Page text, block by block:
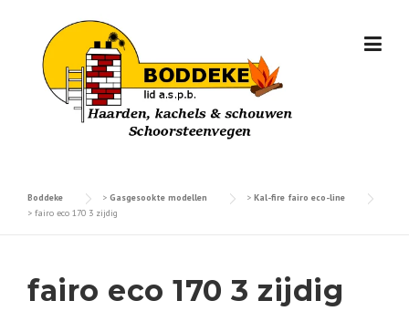
Boddeke > Gasgesookte modellen > Kal-fire fairo eco-line
> fairo eco 170 3 zijdig
fairo eco 170 3 zijdig